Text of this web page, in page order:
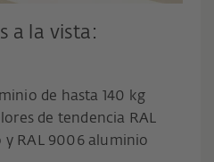
a la vista:
de hasta 140 kg
de tendencia RAL
RAL 9006 aluminio